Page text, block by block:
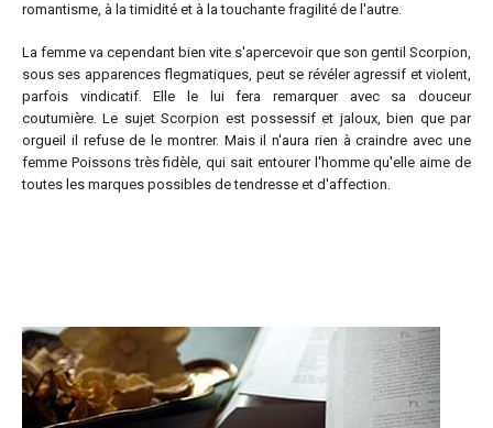
romantisme, à la timidité et à la touchante fragilité de l'autre.
La femme va cependant bien vite s'apercevoir que son gentil Scorpion,
sous ses apparences flegmatiques, peut se révéler agressif et violent,
parfois vindicatif. Elle le lui fera remarquer avec sa douceur
coutumière. Le sujet Scorpion est possessif et jaloux, bien que par
orgueil il refuse de le montrer. Mais il n'aura rien à craindre avec une
femme Poissons très fidèle, qui sait entourer l'homme qu'elle aime de
toutes les marques possibles de tendresse et d'affection.